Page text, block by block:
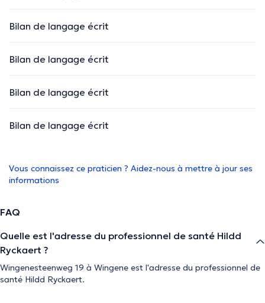
Bilan de langage écrit
Bilan de langage écrit
Bilan de langage écrit
Bilan de langage écrit
Vous connaissez ce praticien ? Aidez-nous à mettre à jour ses
informations
FAQ
Quelle est l'adresse du professionnel de santé Hildd
Ryckaert ?
Wingenesteenweg 19 à Wingene est l'adresse du professionnel de
santé Hildd Ryckaert.